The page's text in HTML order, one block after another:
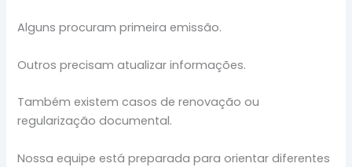
Alguns procuram primeira emissão.
Outros precisam atualizar informações.
Também existem casos de renovação ou
regularização documental.
Nossa equipe está preparada para orientar diferentes